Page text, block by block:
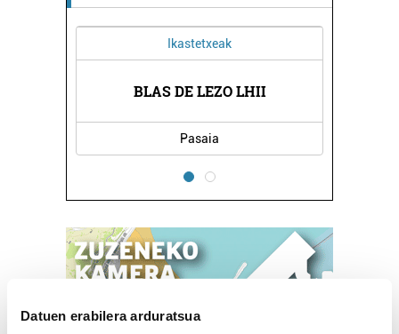
Datuen erabilera arduratsua
Ikastetxeak
BLAS DE LEZO LHII
Pasaia